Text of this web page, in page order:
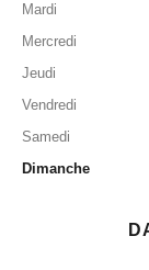
Mardi
Mercredi
Jeudi
Vendredi
Samedi
Dimanche